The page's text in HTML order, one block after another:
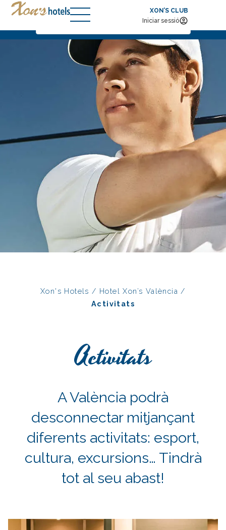
XON’S CLUB
Iniciar sessió
Arribada — Sortida
Xon's Hotels / Hotel Xon’s València /
Activitats
Activitats
A València podrà
desconnectar mitjançant
diferents activitats: esport,
cultura, excursions… Tindrà
tot al seu abast!